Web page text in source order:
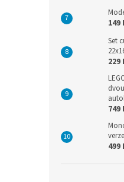
149
Set
229
749
verze
499